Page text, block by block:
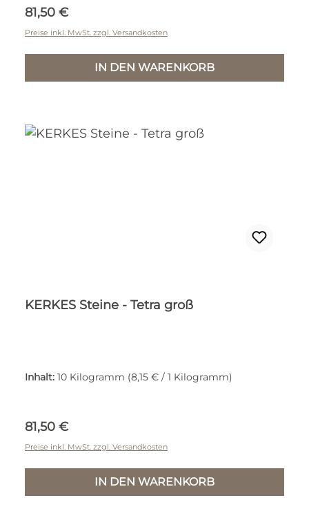
Regulärer Preis:
81,50 €
Preise inkl. MwSt. zzgl. Versandkosten
IN DEN WARENKORB
KERKES Steine - Tetra groß
Inhalt: 10 Kilogramm (8,15 € / 1 Kilogramm)
Regulärer Preis:
81,50 €
Preise inkl. MwSt. zzgl. Versandkosten
IN DEN WARENKORB